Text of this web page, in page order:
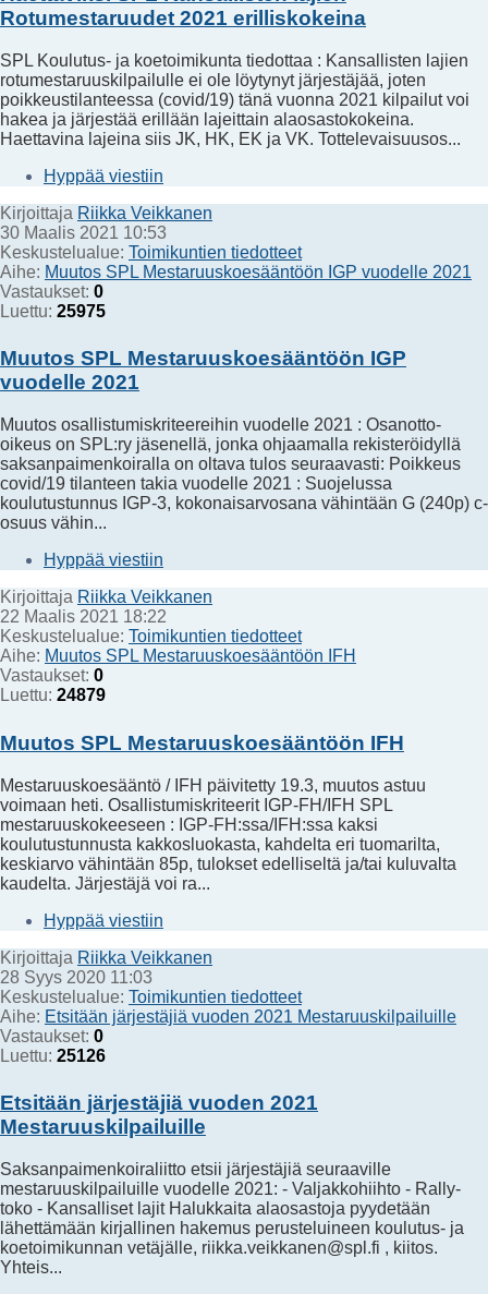
Rotumestaruudet 2021 erilliskokeina
SPL Koulutus- ja koetoimikunta tiedottaa : Kansallisten lajien
rotumestaruuskilpailulle ei ole löytynyt järjestäjää, joten
poikkeustilanteessa (covid/19) tänä vuonna 2021 kilpailut voi
hakea ja järjestää erillään lajeittain alaosastokokeina.
Haettavina lajeina siis JK, HK, EK ja VK. Tottelevaisuusos...
Hyppää viestiin
Kirjoittaja Riikka Veikkanen
30 Maalis 2021 10:53
Keskustelualue: Toimikuntien tiedotteet
Aihe: Muutos SPL Mestaruuskoesääntöön IGP vuodelle 2021
Vastaukset: 0
Luettu: 25975
Muutos SPL Mestaruuskoesääntöön IGP
vuodelle 2021
Muutos osallistumiskriteereihin vuodelle 2021 : Osanotto-
oikeus on SPL:ry jäsenellä, jonka ohjaamalla rekisteröidyllä
saksanpaimenkoiralla on oltava tulos seuraavasti: Poikkeus
covid/19 tilanteen takia vuodelle 2021 : Suojelussa
koulutustunnus IGP-3, kokonaisarvosana vähintään G (240p) c-
osuus vähin...
Hyppää viestiin
Kirjoittaja Riikka Veikkanen
22 Maalis 2021 18:22
Keskustelualue: Toimikuntien tiedotteet
Aihe: Muutos SPL Mestaruuskoesääntöön IFH
Vastaukset: 0
Luettu: 24879
Muutos SPL Mestaruuskoesääntöön IFH
Mestaruuskoesääntö / IFH päivitetty 19.3, muutos astuu
voimaan heti. Osallistumiskriteerit IGP-FH/IFH SPL
mestaruuskokeeseen : IGP-FH:ssa/IFH:ssa kaksi
koulutustunnusta kakkosluokasta, kahdelta eri tuomarilta,
keskiarvo vähintään 85p, tulokset edelliseltä ja/tai kuluvalta
kaudelta. Järjestäjä voi ra...
Hyppää viestiin
Kirjoittaja Riikka Veikkanen
28 Syys 2020 11:03
Keskustelualue: Toimikuntien tiedotteet
Aihe: Etsitään järjestäjiä vuoden 2021 Mestaruuskilpailuille
Vastaukset: 0
Luettu: 25126
Etsitään järjestäjiä vuoden 2021
Mestaruuskilpailuille
Saksanpaimenkoiraliitto etsii järjestäjiä seuraaville
mestaruuskilpailuille vuodelle 2021: - Valjakkohiihto - Rally-
toko - Kansalliset lajit Halukkaita alaosastoja pyydetään
lähettämään kirjallinen hakemus perusteluineen koulutus- ja
koetoimikunnan vetäjälle, riikka.veikkanen@spl.fi , kiitos.
Yhteis...